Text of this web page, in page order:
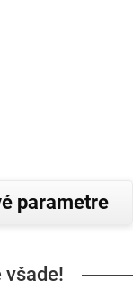
parametre